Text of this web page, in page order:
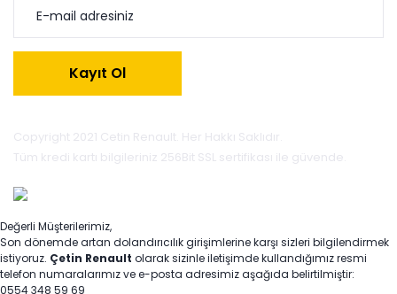
Kayıt Ol
Copyright 2021 Cetin Renault. Her Hakkı Saklıdır.
Tüm kredi kartı bilgileriniz 256Bit SSL sertifikası ile güvende.
Değerli Müşterilerimiz,
Son dönemde artan dolandırıcılık girişimlerine karşı sizleri bilgilendirmek
istiyoruz. Çetin Renault olarak sizinle iletişimde kullandığımız resmi
telefon numaralarımız ve e-posta adresimiz aşağıda belirtilmiştir:
0554 348 59 69